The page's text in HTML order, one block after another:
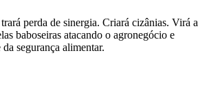
perda de sinergia. Criará cizânias. Virá a
baboseiras atacando o agronegócio e
segurança alimentar.